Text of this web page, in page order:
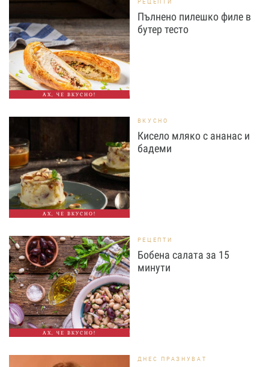
АХ, ЧЕ ВКУСНО!
Пълнено пилешко филе в
бутер тесто
АХ, ЧЕ ВКУСНО!
ВКУСНО
Кисело мляко с ананас и
бадеми
АХ, ЧЕ ВКУСНО!
РЕЦЕПТИ
Бобена салата за 15
минути
ДНЕС ПРАЗНУВАТ